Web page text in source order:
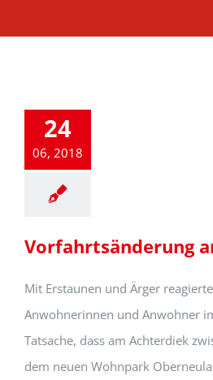
24
06, 2018
Vorfahrtsänderung
Mit Erstaunen und Ärger
Anwohnerinnen und Anwohner
Tatsache, dass am Achterdiek
dem neuen Wohnpark